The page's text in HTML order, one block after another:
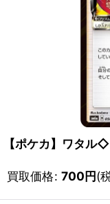
【ポケカ】ワタ
買取価格: 700円(